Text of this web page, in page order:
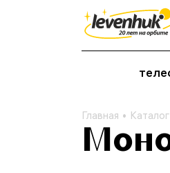
Главная Каталог